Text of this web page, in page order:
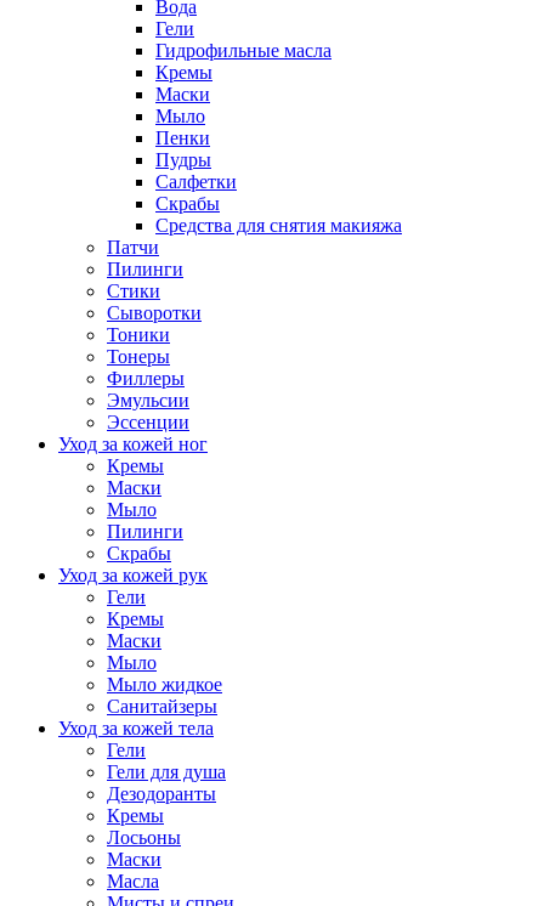
Вода
Гели
Гидрофильные масла
Кремы
Маски
Мыло
Пенки
Пудры
Салфетки
Скрабы
Средства для снятия макияжа
Патчи
Пилинги
Стики
Сыворотки
Тоники
Тонеры
Филлеры
Эмульсии
Эссенции
Уход за кожей ног
Кремы
Маски
Мыло
Пилинги
Скрабы
Уход за кожей рук
Гели
Кремы
Маски
Мыло
Мыло жидкое
Санитайзеры
Уход за кожей тела
Гели
Гели для душа
Дезодоранты
Кремы
Лосьоны
Маски
Масла